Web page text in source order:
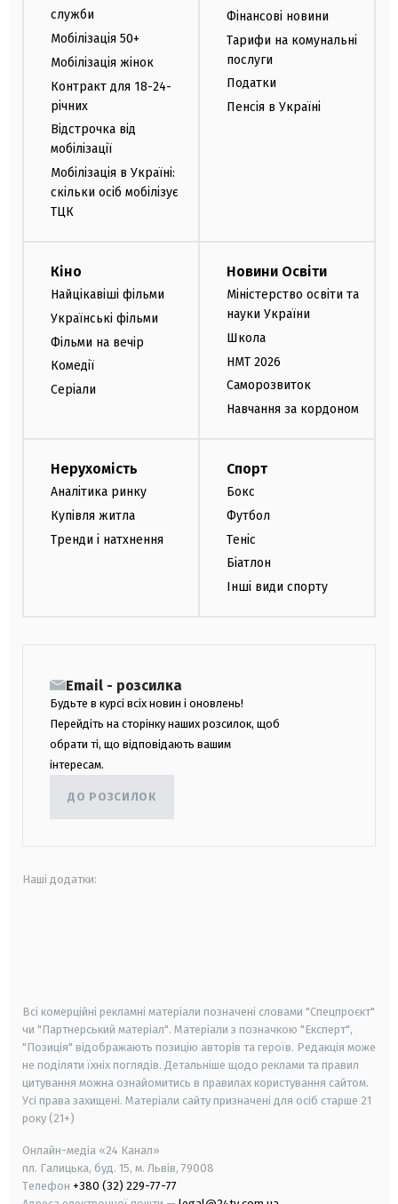
служби
Мобілізація 50+
Мобілізація жінок
Контракт для 18-24-
річних
Відстрочка від
мобілізації
Мобілізація в Україні:
скільки осіб мобілізує
ТЦК
Фінансові новини
Тарифи на комунальні
послуги
Податки
Пенсія в Україні
Кіно
Найцікавіші фільми
Українські фільми
Фільми на вечір
Комедії
Серіали
Новини Освіти
Міністерство освіти та
науки України
Школа
НМТ 2026
Саморозвиток
Навчання за кордоном
Нерухомість
Аналітика ринку
Купівля житла
Тренди і натхнення
Спорт
Бокс
Футбол
Теніс
Біатлон
Інші види спорту
Email - розсилка
Будьте в курсі всіх новин і оновлень!
Перейдіть на сторінку наших розсилок, щоб
обрати ті, що відповідають вашим
інтересам.
ДО РОЗСИЛОК
Наші додатки:
Всі комерційні рекламні матеріали позначені словами "Спецпроєкт"
чи "Партнерський матеріал". Матеріали з позначкою "Експерт",
"Позиція" відображають позицію авторів та героїв. Редакція може
не поділяти їхніх поглядів. Детальніше щодо реклами та правил
цитування можна ознайомитись в правилах користування сайтом.
Усі права захищені. Матеріали сайту призначені для осіб старше 21
року (21+)
Онлайн-медіа «24 Канал»
пл. Галицька, буд. 15, м. Львів, 79008
Телефон +380 (32) 229-77-77